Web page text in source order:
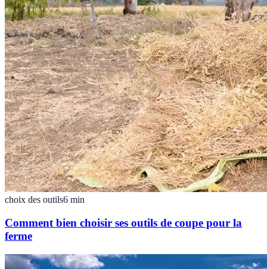
choix des outils6 min
Comment bien choisir ses outils de coupe pour la
ferme